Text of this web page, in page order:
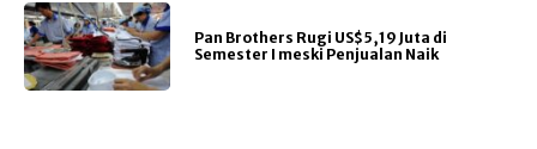
Pan Brothers Rugi US$5,19 Juta di
Semester I meski Penjualan Naik